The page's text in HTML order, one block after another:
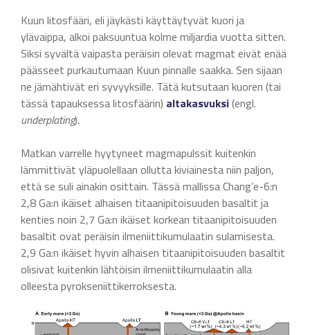
Kuun litosfääri, eli jäykästi käyttäytyvät kuori ja
ylävaippa, alkoi paksuuntua kolme miljardia vuotta sitten.
Siksi syvältä vaipasta peräisin olevat magmat eivät enää
päässeet purkautumaan Kuun pinnalle saakka. Sen sijaan
ne jämähtivät eri syvyyksille. Tätä kutsutaan kuoren (tai
tässä tapauksessa litosfäärin) altakasvuksi(engl.
underplating).
Matkan varrelle hyytyneet magmapulssit kuitenkin
lämmittivät yläpuolellaan ollutta kiviainesta niin paljon,
että se suli ainakin osittain. Tässä mallissa Chang’e-6:n
2,8 Ga:n ikäiset alhaisen titaanipitoisuuden basaltit ja
kenties noin 2,7 Ga:n ikäiset korkean titaanipitoisuuden
basaltit ovat peräisin ilmeniittikumulaatin sulamisesta.
2,9 Ga:n ikäiset hyvin alhaisen titaanipitoisuuden basaltit
olisivat kuitenkin lähtöisin ilmeniittikumulaatin alla
olleesta pyrokseniittikerroksesta.